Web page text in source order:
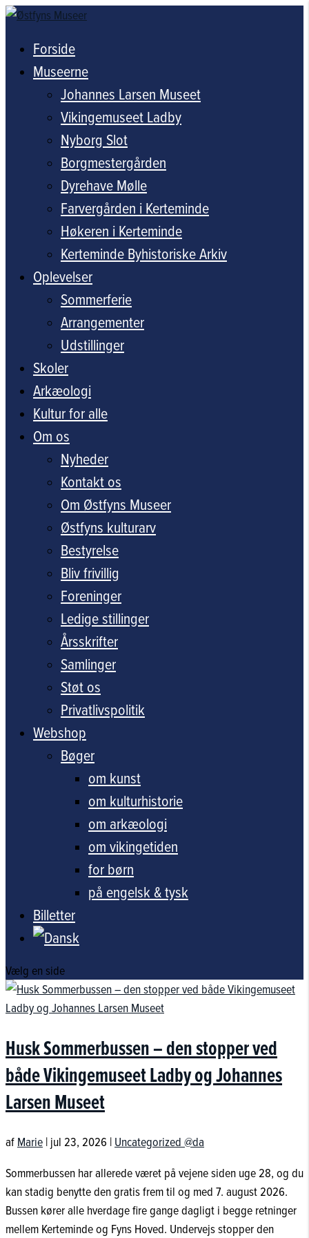
Forside
Museerne
Johannes Larsen Museet
Vikingemuseet Ladby
Nyborg Slot
Borgmestergården
Dyrehave Mølle
Farvergården i Kerteminde
Høkeren i Kerteminde
Kerteminde Byhistoriske Arkiv
Oplevelser
Sommerferie
Arrangementer
Udstillinger
Skoler
Arkæologi
Kultur for alle
Om os
Nyheder
Kontakt os
Om Østfyns Museer
Østfyns kulturarv
Bestyrelse
Bliv frivillig
Foreninger
Ledige stillinger
Årsskrifter
Samlinger
Støt os
Privatlivspolitik
Webshop
Bøger
om kunst
om kulturhistorie
om arkæologi
om vikingetiden
for børn
på engelsk & tysk
Billetter
Vælg en side
Husk Sommerbussen – den stopper ved
både Vikingemuseet Ladby og Johannes
Larsen Museet
af Marie | jul 23, 2026 | Uncategorized @da
Sommerbussen har allerede været på vejene siden uge 28, og du
kan stadig benytte den gratis frem til og med 7. august 2026.
Bussen kører alle hverdage fire gange dagligt i begge retninger
mellem Kerteminde og Fyns Hoved. Undervejs stopper den